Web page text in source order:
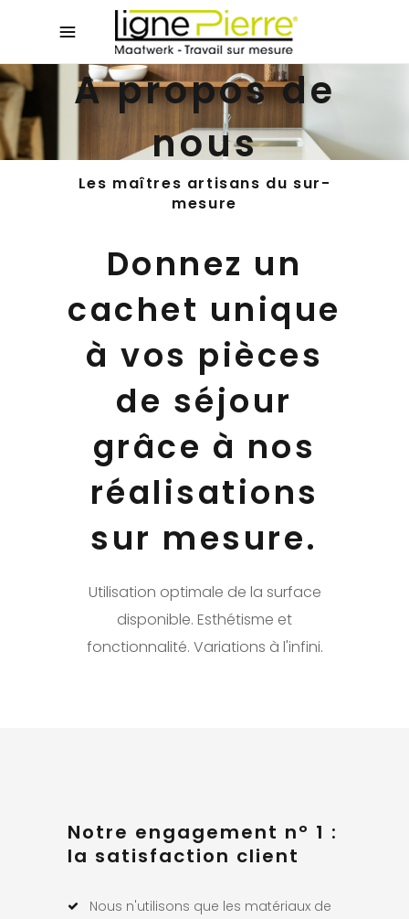
A propos de
nous
Les maîtres artisans du sur-
mesure
Donnez un
cachet unique
à vos pièces
de séjour
grâce à nos
réalisations
sur mesure.
Utilisation optimale de la surface
disponible. Esthétisme et
fonctionnalité. Variations à l'infini.
Notre engagement n° 1 :
la satisfaction client
Nous n'utilisons que les matériaux de